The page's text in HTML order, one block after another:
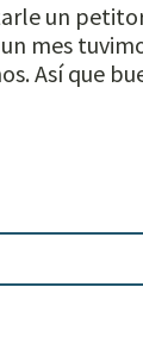
un
mes
Así que